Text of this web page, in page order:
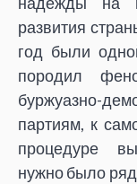
развития
год были
породил
буржуазно-
партиям, к
процедуре
нужно было